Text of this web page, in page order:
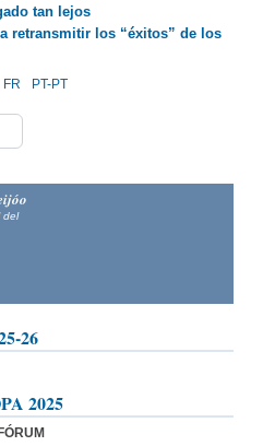
tan lejos
retransmitir los “éxitos” de los
FR PT-PT
del
26
2025